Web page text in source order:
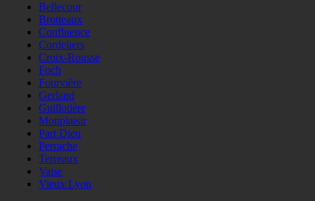
Bellecour
Brotteaux
Confluence
Cordeliers
Croix-Rousse
Foch
Fourvière
Gerland
Guillotière
Monplaisir
Part Dieu
Perrache
Terreaux
Vaise
Vieux Lyon